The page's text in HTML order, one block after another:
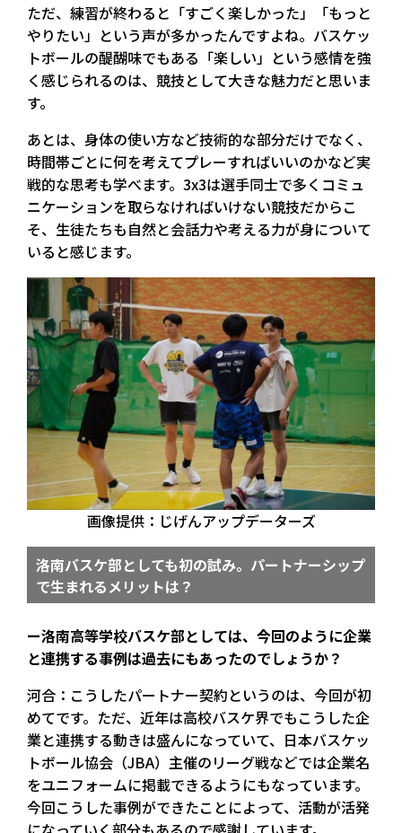
ただ、練習が終わると「すごく楽しかった」「もっと
やりたい」という声が多かったんですよね。バスケッ
トボールの醍醐味でもある「楽しい」という感情を強
く感じられるのは、競技として大きな魅力だと思いま
す。
あとは、身体の使い方など技術的な部分だけでなく、
時間帯ごとに何を考えてプレーすればいいのかなど実
戦的な思考も学べます。3x3は選手同士で多くコミュ
ニケーションを取らなければいけない競技だからこ
そ、生徒たちも自然と会話力や考える力が身について
いると感じます。
画像提供：じげんアップデーターズ
洛南バスケ部としても初の試み。パートナーシップ
で生まれるメリットは？
ー洛南高等学校バスケ部としては、今回のように企業
と連携する事例は過去にもあったのでしょうか？
河合：こうしたパートナー契約というのは、今回が初
めてです。ただ、近年は高校バスケ界でもこうした企
業と連携する動きは盛んになっていて、日本バスケッ
トボール協会（JBA）主催のリーグ戦などでは企業名
をユニフォームに掲載できるようにもなっています。
今回こうした事例ができたことによって、活動が活発